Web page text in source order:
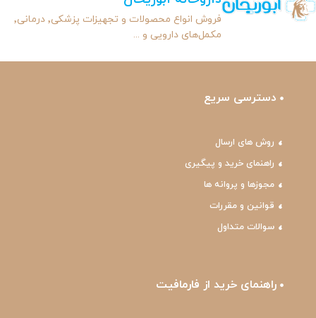
فروش انواع محصولات و تجهیزات پزشکی٬ درمانی٬
مکمل‌های دارویی و ...
دسترسی سریع
روش های ارسال
راهنمای خرید و پیگیری
مجوزها و پروانه ها
قوانین و مقررات
سوالات متداول
راهنمای خرید از فارمافیت